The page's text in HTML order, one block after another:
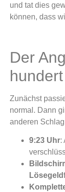
und tat dies
können, dass
Der
hundert
Zunächst
normal. Dann
anderen
9:23 Uhr: